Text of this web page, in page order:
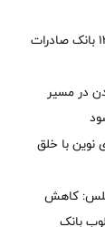
تصویب صورت‌های مالی سال ۱۴۰۴ بانک صادرات
در مسیر
نوین با خلق
کاهش
بانک